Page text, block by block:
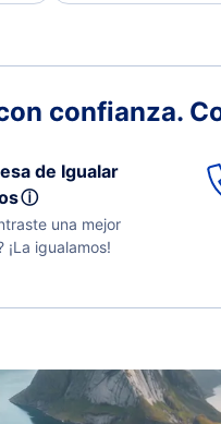
confianza.
de Igualar
ⓘ
una mejor
¡La igualamos!